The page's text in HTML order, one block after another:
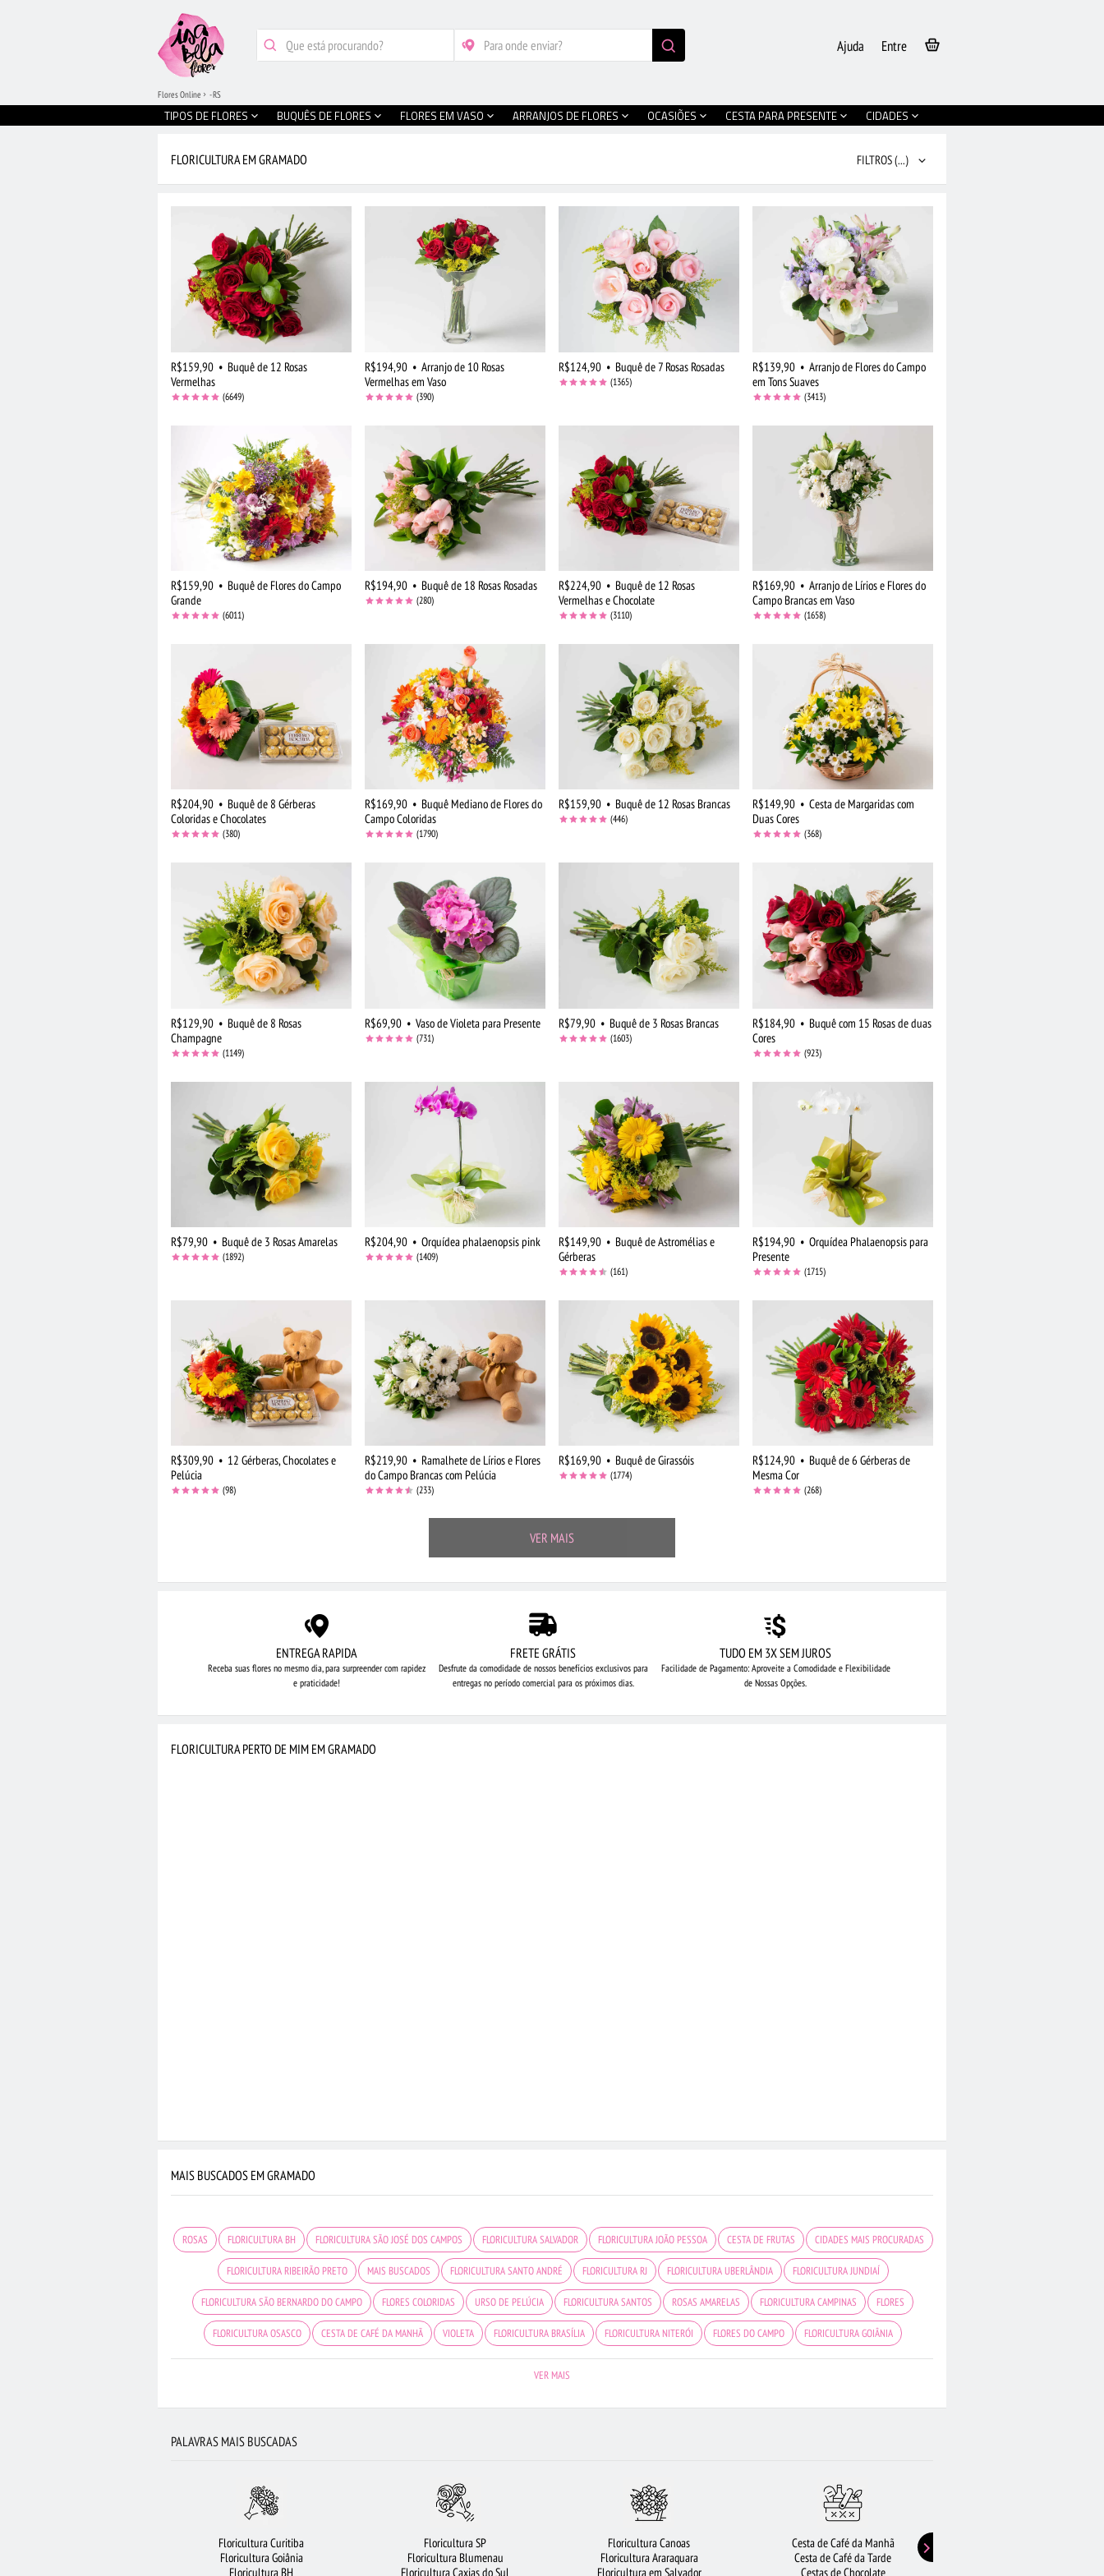
Entre
Ajuda
TIPOS DE FLORES BUQUÊS DE FLORES FLORES EM VASO ARRANJOS DE FLORES OCASIÕES CESTA PARA PRESENTE CIDADES
Flores Online - RS
FLORICULTURA EM GRAMADO FILTROS(...)
R$159,90 • Buquê de 12 Rosas
Vermelhas
(6649)
R$194,90 • Arranjo de 10 Rosas
Vermelhas em Vaso
(390)
R$124,90 • Buquê de 7 Rosas Rosadas
(1365)
R$139,90 • Arranjo de Flores do Campo
em Tons Suaves
(3413)
R$159,90 • Buquê de Flores do Campo
Grande
(6011)
R$194,90 • Buquê de 18 Rosas Rosadas
(280)
R$224,90 • Buquê de 12 Rosas
Vermelhas e Chocolate
(3110)
R$169,90 • Arranjo de Lírios e Flores do
Campo Brancas em Vaso
(1658)
R$204,90 • Buquê de 8 Gérberas
Coloridas e Chocolates
(380)
R$169,90 • Buquê Mediano de Flores do
Campo Coloridas
(1790)
R$159,90 • Buquê de 12 Rosas Brancas
(446)
R$149,90 • Cesta de Margaridas com
Duas Cores
(368)
R$129,90 • Buquê de 8 Rosas
Champagne
(1149)
R$69,90 • Vaso de Violeta para Presente
(731)
R$79,90 • Buquê de 3 Rosas Brancas
(1603)
R$184,90 • Buquê com 15 Rosas de duas
Cores
(923)
R$79,90 • Buquê de 3 Rosas Amarelas
(1892)
R$204,90 • Orquídea phalaenopsis pink
(1409)
R$149,90 • Buquê de Astromélias e
Gérberas
(161)
R$194,90 • Orquídea Phalaenopsis para
Presente
(1715)
R$309,90 • 12 Gérberas, Chocolates e
Pelúcia
(98)
R$219,90 • Ramalhete de Lírios e Flores
do Campo Brancas com Pelúcia
(233)
R$169,90 • Buquê de Girassóis
(1774)
R$124,90 • Buquê de 6 Gérberas de
Mesma Cor
(268)
VER MAIS
ENTREGA RAPIDA
Receba suas flores no mesmo dia,para surpreender com rapidez
e praticidade!
FRETE GRÁTIS
Desfrute da comodidade de nossosbenefícios exclusivos para
entregas no período comercial para os próximos dias.
TUDO EM 3X SEM JUROS
Facilidade de Pagamento: Aproveitea Comodidade e Flexibilidade
de Nossas Opções.
FLORICULTURA PERTO DE MIM EM GRAMADO
MAIS BUSCADOS EM GRAMADO
ROSAS FLORICULTURA BH FLORICULTURA SÃO JOSÉ DOS CAMPOS FLORICULTURA SALVADOR FLORICULTURA JOÃO PESSOA CESTA DE FRUTAS CIDADES MAIS PROCURADAS
FLORICULTURA RIBEIRÃO PRETO MAIS BUSCADOS FLORICULTURA SANTO ANDRÉ FLORICULTURA RJ FLORICULTURA UBERLÂNDIA FLORICULTURA JUNDIAÍ
FLORICULTURA SÃO BERNARDO DO CAMPO FLORES COLORIDAS URSO DE PELÚCIA FLORICULTURA SANTOS ROSAS AMARELAS FLORICULTURA CAMPINAS FLORES
FLORICULTURA OSASCO CESTA DE CAFÉ DA MANHÃ VIOLETA FLORICULTURA BRASÍLIA FLORICULTURA NITERÓI FLORES DO CAMPO FLORICULTURA GOIÂNIA
VER MAIS
PALAVRAS MAIS BUSCADAS
Floricultura Curitiba
Floricultura Goiânia
Floricultura BH
Floricultura SP
Floricultura Blumenau
Floricultura Caxias do Sul
Floricultura Canoas
Floricultura Araraquara
Floricultura em Salvador
Cesta de Café da Manhã
Cesta de Café da Tarde
Cestas de Chocolate